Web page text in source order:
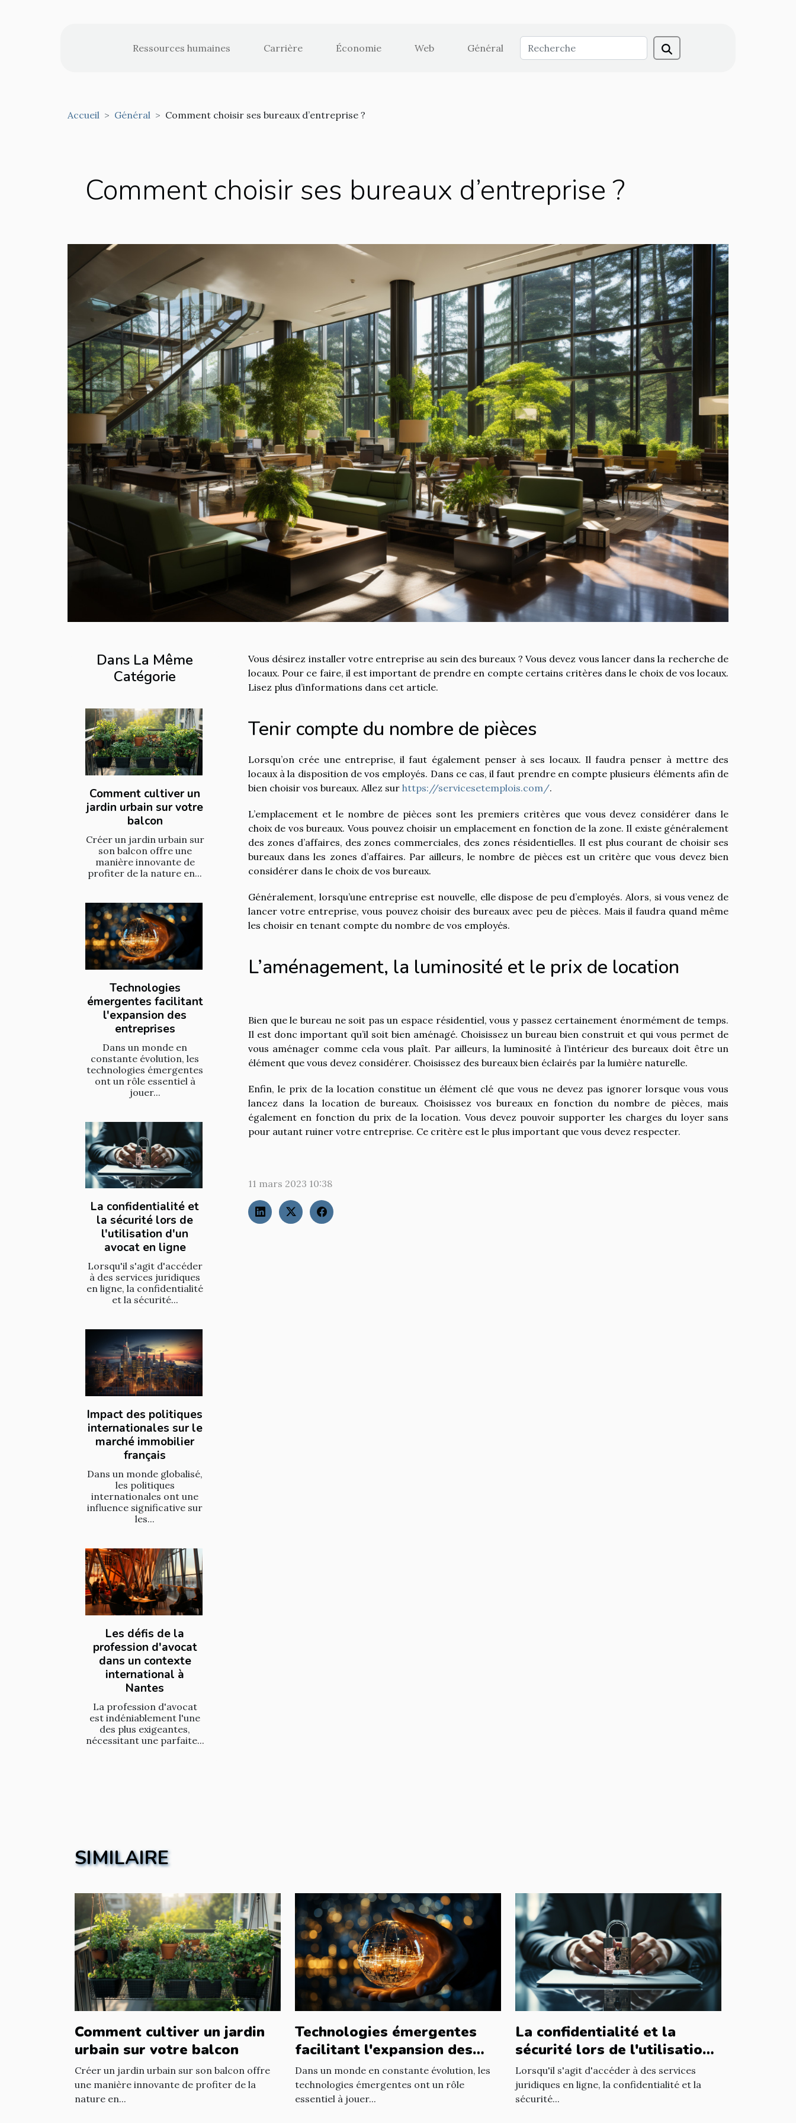
Ressources humaines Carrière Économie Web Général
Accueil Général Comment choisir ses bureaux d’entreprise ?
Comment choisir ses bureaux d’entreprise ?
Dans La Même
Catégorie
Comment cultiver un
jardin urbain sur votre
balcon
Créer un jardin urbain sur
son balcon offre une
manière innovante de
profiter de la nature en...
Technologies
émergentes facilitant
l'expansion des
entreprises
Dans un monde en
constante évolution, les
technologies émergentes
ont un rôle essentiel à
jouer...
La confidentialité et
la sécurité lors de
l'utilisation d'un
avocat en ligne
Lorsqu'il s'agit d'accéder
à des services juridiques
en ligne, la confidentialité
et la sécurité...
Impact des politiques
internationales sur le
marché immobilier
français
Dans un monde globalisé,
les politiques
internationales ont une
influence significative sur
les...
Les défis de la
profession d'avocat
dans un contexte
international à
Nantes
La profession d'avocat
est indéniablement l'une
des plus exigeantes,
nécessitant une parfaite...
Vous désirez installer votre entreprise au sein des bureaux ? Vous devez vous lancer dans la recherche de
locaux. Pour ce faire, il est important de prendre en compte certains critères dans le choix de vos locaux.
Lisez plus d’informations dans cet article.
Tenir compte du nombre de pièces
Lorsqu’on crée une entreprise, il faut également penser à ses locaux. Il faudra penser à mettre des
locaux à la disposition de vos employés. Dans ce cas, il faut prendre en compte plusieurs éléments afin de
bien choisir vos bureaux. Allez sur https://servicesetemplois.com/.
L’emplacement et le nombre de pièces sont les premiers critères que vous devez considérer dans le
choix de vos bureaux. Vous pouvez choisir un emplacement en fonction de la zone. Il existe généralement
des zones d’affaires, des zones commerciales, des zones résidentielles. Il est plus courant de choisir ses
bureaux dans les zones d’affaires. Par ailleurs, le nombre de pièces est un critère que vous devez bien
considérer dans le choix de vos bureaux.
Généralement, lorsqu’une entreprise est nouvelle, elle dispose de peu d’employés. Alors, si vous venez de
lancer votre entreprise, vous pouvez choisir des bureaux avec peu de pièces. Mais il faudra quand même
les choisir en tenant compte du nombre de vos employés.
L’aménagement, la luminosité et le prix de location
Bien que le bureau ne soit pas un espace résidentiel, vous y passez certainement énormément de temps.
Il est donc important qu’il soit bien aménagé. Choisissez un bureau bien construit et qui vous permet de
vous aménager comme cela vous plaît. Par ailleurs, la luminosité à l’intérieur des bureaux doit être un
élément que vous devez considérer. Choisissez des bureaux bien éclairés par la lumière naturelle.
Enfin, le prix de la location constitue un élément clé que vous ne devez pas ignorer lorsque vous vous
lancez dans la location de bureaux. Choisissez vos bureaux en fonction du nombre de pièces, mais
également en fonction du prix de la location. Vous devez pouvoir supporter les charges du loyer sans
pour autant ruiner votre entreprise. Ce critère est le plus important que vous devez respecter.
11 mars 2023 10:38
SIMILAIRE
Comment cultiver un jardin
urbain sur votre balcon
Créer un jardin urbain sur son balcon offre
une manière innovante de profiter de la
nature en...
Technologies émergentes
facilitant l'expansion des
entreprises
Dans un monde en constante évolution, les
technologies émergentes ont un rôle
essentiel à jouer...
La confidentialité et la
sécurité lors de l'utilisation
d'un avocat en ligne
Lorsqu'il s'agit d'accéder à des services
juridiques en ligne, la confidentialité et la
sécurité...